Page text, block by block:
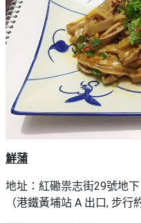
鮮蒲
地址：紅磡祟志街29號地
（港鐵黃埔站 A 出口, 步行